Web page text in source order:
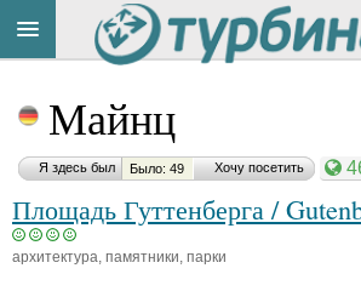
Майнц
Я здесь был Было: 49 Хочу посетить
Площадь Гуттенберга /
архитектура, памятники, парки
на
сайте: